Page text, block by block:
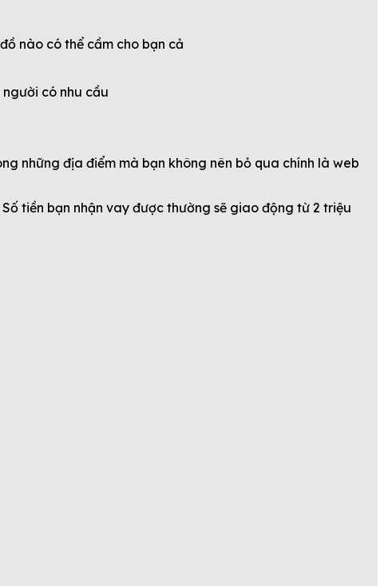
nào có thể cầm cho bạn cả
có nhu cầu
những địa điểm mà bạn không nên bỏ qua chính là web
tiền bạn nhận vay được thường sẽ giao động từ 2 triệu